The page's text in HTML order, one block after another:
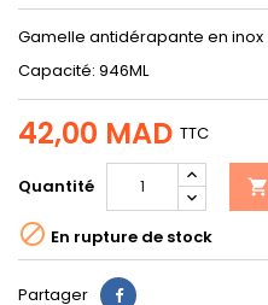
Gamelle antidérapante en inox
Capacité: 946ML
42,00 MAD TTC
Quantité 
 En rupture de stock
Partager Partager